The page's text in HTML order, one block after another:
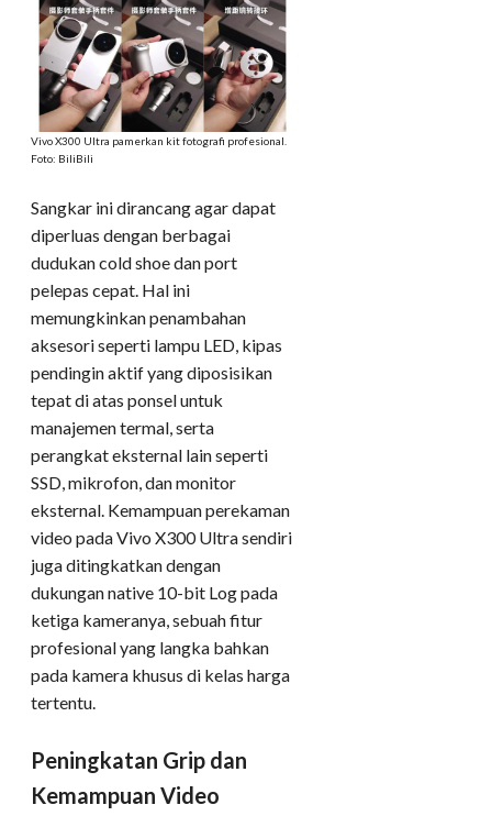
​Vivo X300 Ultra pamerkan kit fotografi profesional.
Foto: BiliBili
​Sangkar ini dirancang agar dapat
diperluas dengan berbagai
dudukan cold shoe dan port
pelepas cepat. Hal ini
memungkinkan penambahan
aksesori seperti lampu LED, kipas
pendingin aktif yang diposisikan
tepat di atas ponsel untuk
manajemen termal, serta
perangkat eksternal lain seperti
SSD, mikrofon, dan monitor
eksternal. Kemampuan perekaman
video pada Vivo X300 Ultra sendiri
juga ditingkatkan dengan
dukungan native 10-bit Log pada
ketiga kameranya, sebuah fitur
profesional yang langka bahkan
pada kamera khusus di kelas harga
tertentu.
Peningkatan Grip dan
Kemampuan Video